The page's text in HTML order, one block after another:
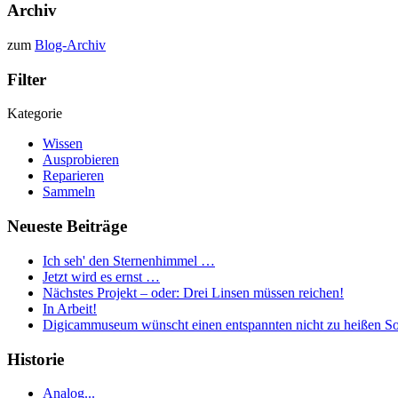
Archiv
zum Blog-Archiv
Filter
Kategorie
Wissen
Ausprobieren
Reparieren
Sammeln
Neueste Beiträge
Ich seh' den Sternenhimmel …
Jetzt wird es ernst …
Nächstes Projekt – oder: Drei Linsen müssen reichen!
In Arbeit!
Digicammuseum wünscht einen entspannten nicht zu heißen
Historie
Analog...